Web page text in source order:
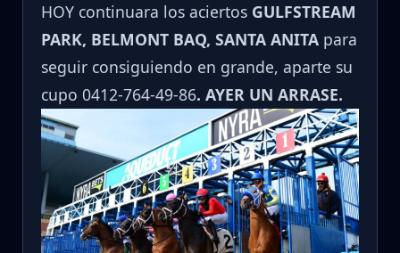
HOY continuara los aciertos GULFSTREAM
PARK, BELMONT BAQ, SANTA ANITA para
seguir consiguiendo en grande, aparte su
cupo 0412-764-49-86. AYER UN ARRASE.